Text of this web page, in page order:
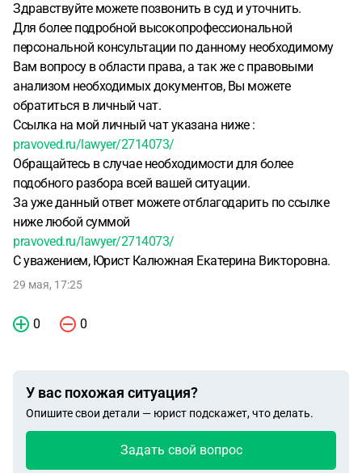
Здравствуйте можете позвонить в суд и уточнить.
Для более подробной высокопрофессиональной
персональной консультации по данному необходимому
Вам вопросу в области права, а так же с правовыми
анализом необходимых документов, Вы можете
обратиться в личный чат.
Ссылка на мой личный чат указана ниже :
pravoved.ru/lawyer/2714073/
Обращайтесь в случае необходимости для более
подобного разбора всей вашей ситуации.
За уже данный ответ можете отблагодарить по ссылке
ниже любой суммой
pravoved.ru/lawyer/2714073/
С уважением, Юрист Калюжная Екатерина Викторовна.
29 мая, 17:25
0 0
У вас похожая ситуация?
Опишите свои детали — юрист подскажет, что делать.
Задать свой вопрос